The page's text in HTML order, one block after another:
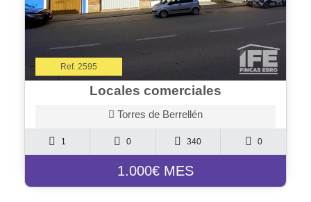
Ref. 2595
Locales comerciales
Torres de Berrellén
1 0 340 0
1.000€ MES